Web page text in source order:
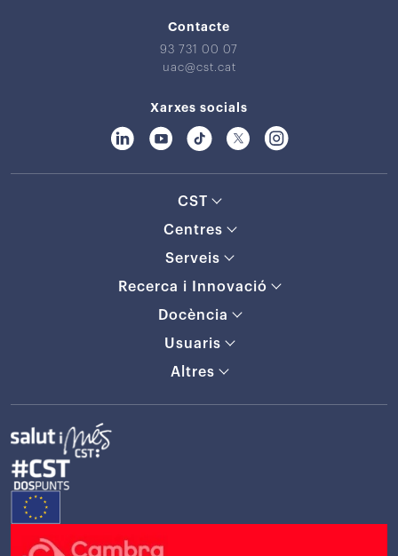
Contacte
93 731 00 07
uac@cst.cat
Xarxes socials
CST
Centres
Serveis
Recerca i Innovació
Docència
Usuaris
Altres